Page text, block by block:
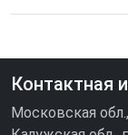
Контактная
Московская